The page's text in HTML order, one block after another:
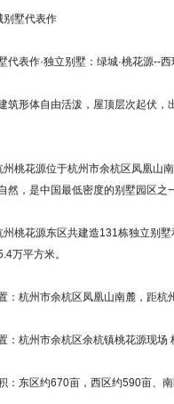
墅代表作
表作·独立别墅：绿城·桃花源--西
形体自由活泼，屋顶层次起伏，
花源位于杭州市余杭区凤凰山南
然，是中国最低密度的别墅园区之
花源东区共建造131栋独立别墅
万平方米。
杭州市余杭区凤凰山南麓，距杭
杭州市余杭区余杭镇桃花源现场
东区约670亩，西区约590亩、南